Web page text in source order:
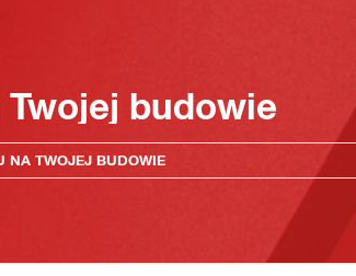
budowie
NA TWOJEJ BUDOWIE